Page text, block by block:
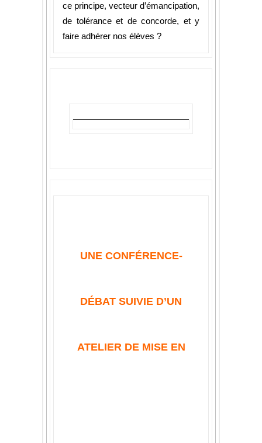
ce principe, vecteur d’émancipation,
de tolérance et de concorde, et y
faire adhérer nos élèves ?
UNE CONFÉRENCE-
DÉBAT SUIVIE D’UN
ATELIER DE MISE EN